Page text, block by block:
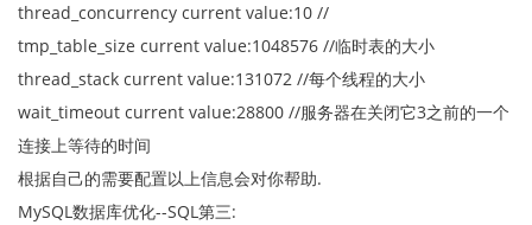
thread_concurrency current value:10 //
tmp_table_size current value:1048576 //临时表的大小
thread_stack current value:131072 //每个线程的大小
wait_timeout current value:28800 //服务器在关闭它3之前的一个
连接上等待的时间
根据自己的需要配置以上信息会对你帮助.
MySQL数据库优化--SQL第三: